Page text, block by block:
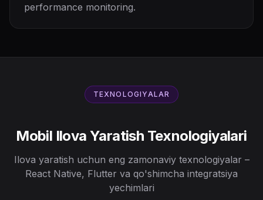
performance monitoring.
TEXNOLOGIYALAR
Mobil Ilova Yaratish Texnologiyalari
Ilova yaratish uchun eng zamonaviy texnologiyalar –
React Native, Flutter va qo'shimcha integratsiya
yechimlari